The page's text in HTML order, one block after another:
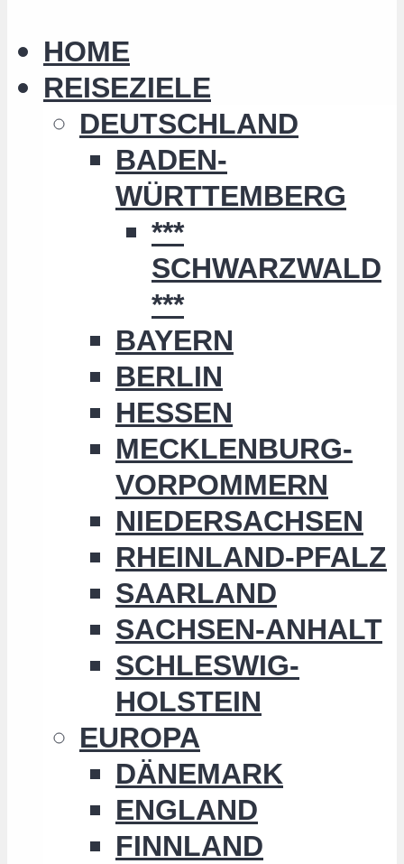
HOME
REISEZIELE
DEUTSCHLAND
BADEN-
WÜRTTEMBERG
***
SCHWARZWALD
***
BAYERN
BERLIN
HESSEN
MECKLENBURG-
VORPOMMERN
NIEDERSACHSEN
RHEINLAND-PFALZ
SAARLAND
SACHSEN-ANHALT
SCHLESWIG-
HOLSTEIN
EUROPA
DÄNEMARK
ENGLAND
FINNLAND